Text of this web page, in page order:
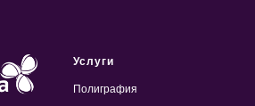
Услуги
Полиграфия